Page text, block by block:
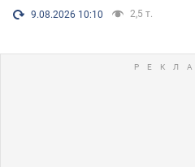
9.08.2026 10:10 2,5 т.